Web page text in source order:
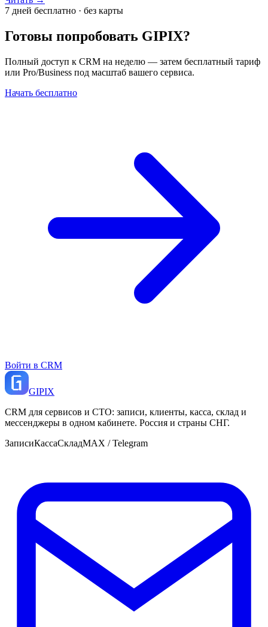
7 дней бесплатно · без карты
Готовы попробовать GIPIX?
Полный доступ к CRM на неделю — затем бесплатный тариф
или Pro/Business под масштаб вашего сервиса.
Начать бесплатно
Войти в CRM
GIPIX
CRM для сервисов и СТО: записи, клиенты, касса, склад и
мессенджеры в одном кабинете. Россия и страны СНГ.
ЗаписиКассаСкладMAX / Telegram